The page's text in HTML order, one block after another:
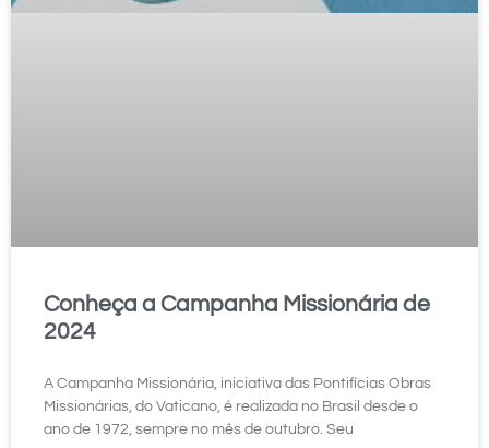
Conheça a Campanha Missionária de
2024
A Campanha Missionária, iniciativa das Pontifícias Obras
Missionárias, do Vaticano, é realizada no Brasil desde o
ano de 1972, sempre no mês de outubro. Seu